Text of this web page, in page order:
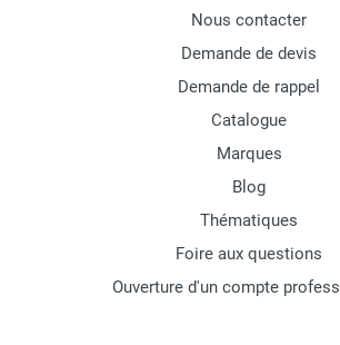
Nous contacter
Demande de devis
Demande de rappel
Catalogue
Marques
Blog
Thématiques
Foire aux questions
Ouverture d'un compte